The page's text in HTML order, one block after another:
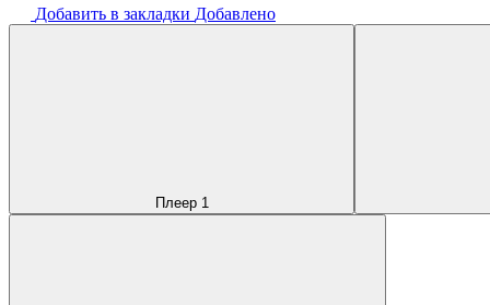
Добавить в закладки Добавлено
Плеер 1